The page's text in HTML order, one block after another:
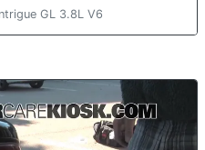
GL 3.8L V6